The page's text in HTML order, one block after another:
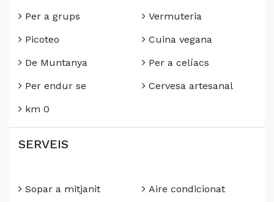
Per a grups
Picoteo
De Muntanya
Per endur se
km 0
Vermuteria
Cuina vegana
Per a celíacs
Cervesa artesanal
SERVEIS
Sopar a mitjanit Aire condicionat